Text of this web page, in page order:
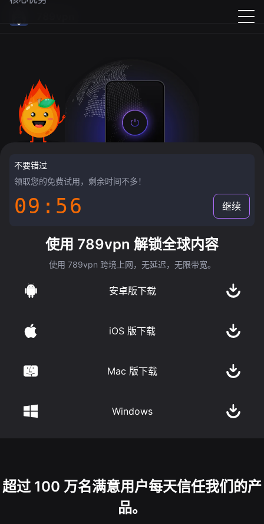
不要错过
领取您的免费试用，剩余时间不多！
09:55 继续
使用 789vpn 解锁全球内容
使用 789vpn 跨境上网，无延迟，无限带宽。
安卓版下载
iOS 版下载
Mac 版下载
Windows
超过 100 万名满意用户每天信任我们的产
品。